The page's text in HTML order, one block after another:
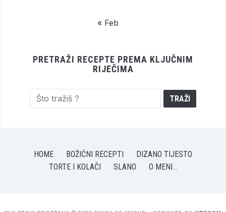
« Feb
PRETRAŽI RECEPTE PREMA KLJUČNIM
RIJEČIMA
HOME BOŽIĆNI RECEPTI
DIZANO TIJESTO
TORTE I KOLAČI
SLANO O MENI…